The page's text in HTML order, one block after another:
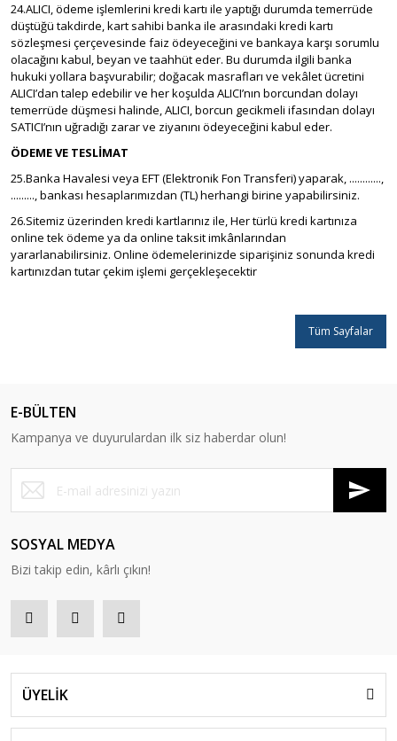
24.ALICI, ödeme işlemlerini kredi kartı ile yaptığı durumda temerrüde
düştüğü takdirde, kart sahibi banka ile arasındaki kredi kartı
sözleşmesi çerçevesinde faiz ödeyeceğini ve bankaya karşı sorumlu
olacağını kabul, beyan ve taahhüt eder. Bu durumda ilgili banka
hukuki yollara başvurabilir; doğacak masrafları ve vekâlet ücretini
ALICI’dan talep edebilir ve her koşulda ALICI’nın borcundan dolayı
temerrüde düşmesi halinde, ALICI, borcun gecikmeli ifasından dolayı
SATICI’nın uğradığı zarar ve ziyanını ödeyeceğini kabul eder.
ÖDEME VE TESLİMAT
25.Banka Havalesi veya EFT (Elektronik Fon Transferi) yaparak, ............,
........., bankası hesaplarımızdan (TL) herhangi birine yapabilirsiniz.
26.Sitemiz üzerinden kredi kartlarınız ile, Her türlü kredi kartınıza
online tek ödeme ya da online taksit imkânlarından
yararlanabilirsiniz. Online ödemelerinizde siparişiniz sonunda kredi
kartınızdan tutar çekim işlemi gerçekleşecektir
Tüm Sayfalar
E-BÜLTEN
Kampanya ve duyurulardan ilk siz haberdar olun!
SOSYAL MEDYA
Bizi takip edin, kârlı çıkın!
ÜYELİK